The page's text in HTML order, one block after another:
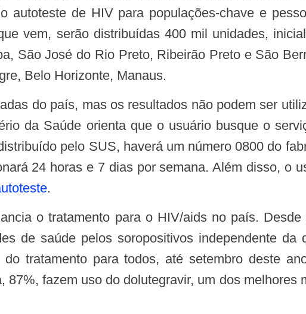
autoteste de HIV para populações-chave e
vem, serão distribuídas 400 mil unidades,
São José do Rio Preto, Ribeirão Preto e São
Belo Horizonte, Manaus.
da Saúde orienta que o usuário busque o
pelo SUS, haverá um número 0800 do
24 horas e 7 dias por semana. Além disso, o
.
de saúde pelos soropositivos independente da
tratamento para todos, até setembro deste
fazem uso do dolutegravir, um dos melhores